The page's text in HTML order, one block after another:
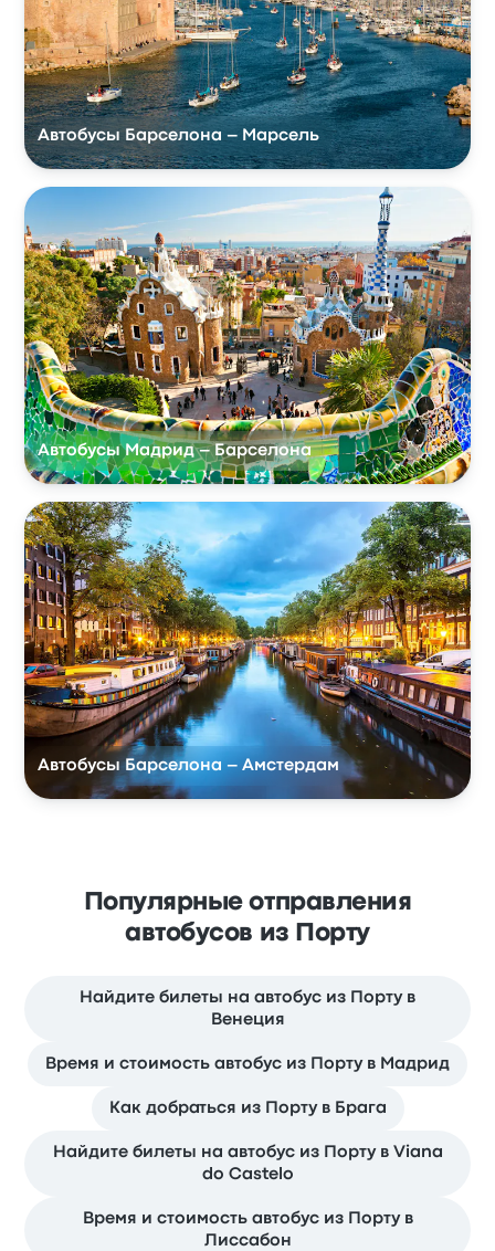
Автобусы Барселона – Марсель
Автобусы Мадрид – Барселона
Автобусы Барселона – Амстердам
Популярные отправления
автобусов из Порту
Найдите билеты на автобус из Порту в
Венеция
Время и стоимость автобус из Порту в Мадрид
Как добраться из Порту в Брага
Найдите билеты на автобус из Порту в Viana
do Castelo
Время и стоимость автобус из Порту в
Лиссабон